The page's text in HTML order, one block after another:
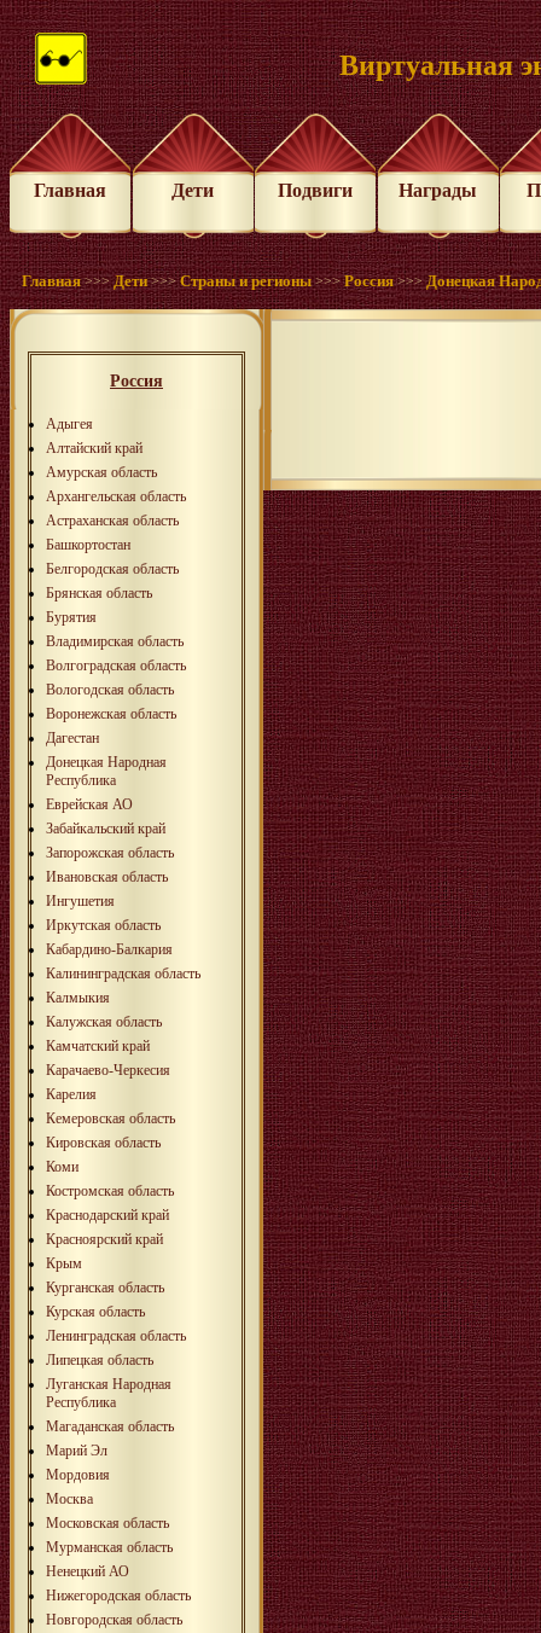
Виртуальная
Главная Дети Подвиги Награды
Главная >>>Дети >>>Страны и регионы >>>Россия >>>Донецкая
Россия
Адыгея
Алтайский край
Амурская область
Архангельская область
Астраханская область
Башкортостан
Белгородская область
Брянская область
Бурятия
Владимирская область
Волгоградская область
Вологодская область
Воронежская область
Дагестан
Донецкая Народная
Республика
Еврейская АО
Забайкальский край
Запорожская область
Ивановская область
Ингушетия
Иркутская область
Кабардино-Балкария
Калининградская область
Калмыкия
Калужская область
Камчатский край
Карачаево-Черкесия
Карелия
Кемеровская область
Кировская область
Коми
Костромская область
Краснодарский край
Красноярский край
Крым
Курганская область
Курская область
Ленинградская область
Липецкая область
Луганская Народная
Республика
Магаданская область
Марий Эл
Мордовия
Москва
Московская область
Мурманская область
Ненецкий АО
Нижегородская область
Новгородская область